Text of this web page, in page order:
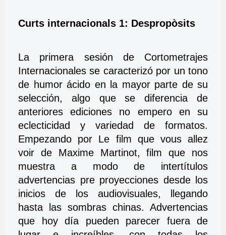
Curts internacionals 1: Despropòsits
La primera sesión de Cortometrajes
Internacionales se caracterizó por un tono
de humor ácido en la mayor parte de su
selección, algo que se diferencia de
anteriores ediciones no empero en su
eclecticidad y variedad de formatos.
Empezando por Le film que vous allez
voir de Maxime Martinot, film que nos
muestra a modo de intertítulos
advertencias pre proyecciones desde los
inicios de los audiovisuales, llegando
hasta las sombras chinas. Advertencias
que hoy día pueden parecer fuera de